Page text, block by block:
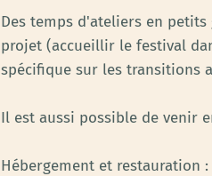
Des temps d'ateliers en
projet (accueillir le festival
spécifique sur les transitions
Il est aussi possible de venir
Hébergement et restauration